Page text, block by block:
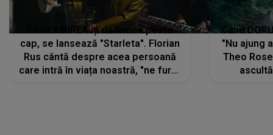
Când IUBIREA îți dă lumea peste
cap, se lansează "Starleta". Florian
Rus cântă despre acea persoană
care intră în viața noastră, "ne fură"
Când
"Nu ajung
Theo